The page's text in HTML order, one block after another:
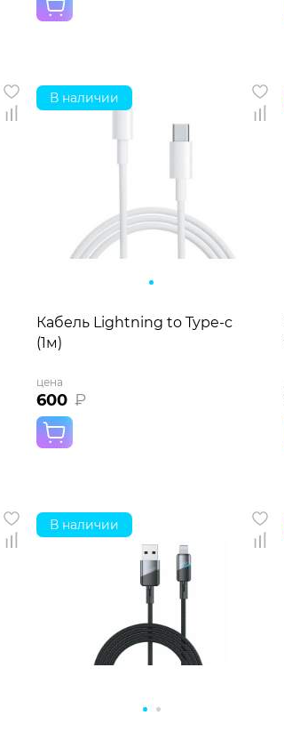
to USB (0.5м) тканевый
В наличии
Кабель Lightning to Type-c
(1м)
цена
600 ₽
В наличии